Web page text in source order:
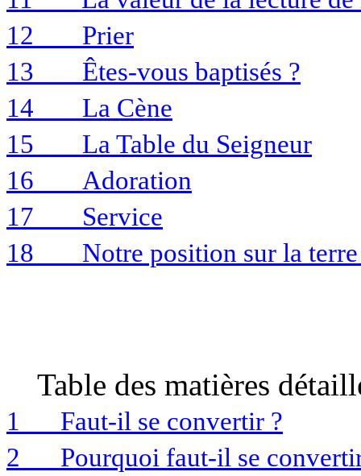
12
Prier
13
Êtes-vous baptisés ?
14
La Cène
15
La Table du Seigneur
16
Adoration
17
Service
18
Notre position sur la
Table des matières
1
Faut-il se convertir ?
2
Pourquoi faut-il se